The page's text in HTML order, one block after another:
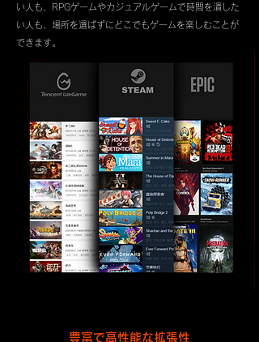
い人も、RPGゲームやカジュアルゲームで時間を潰した
い人も、場所を選ばずにどこでもゲームを楽しむことが
できます。
豊富で高性能な拡張性